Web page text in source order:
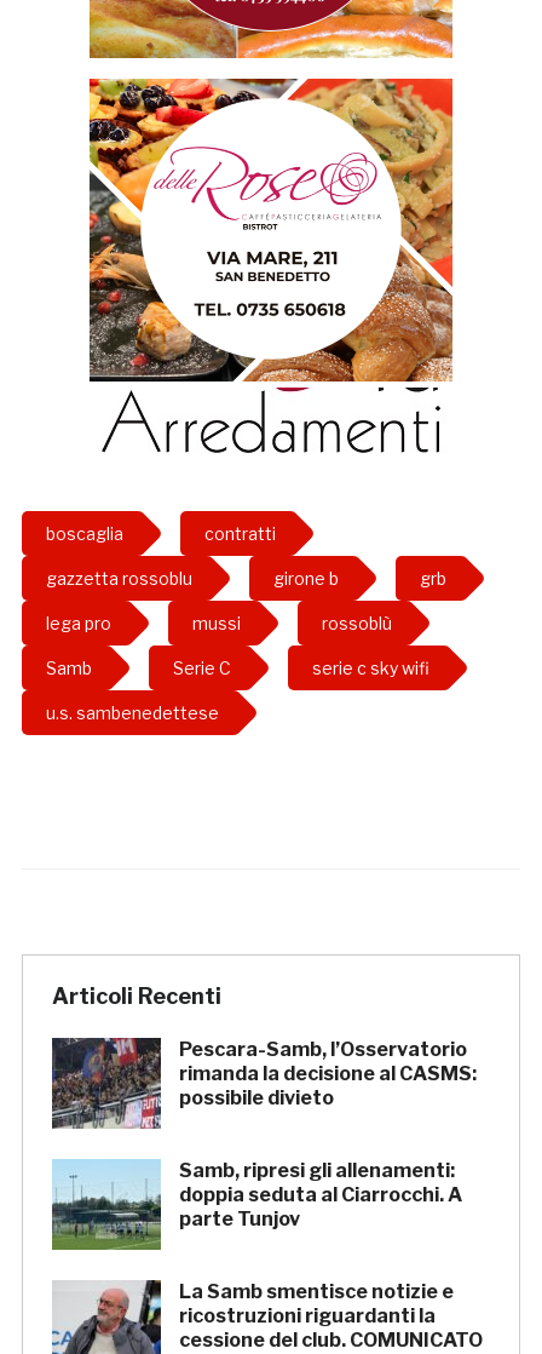
boscaglia contratti
gazzetta rossoblu girone b grb
lega pro mussi rossoblù
Samb Serie C serie c sky wifi
u.s. sambenedettese
Articoli Recenti
Pescara-Samb, l’Osservatorio
rimanda la decisione al CASMS:
possibile divieto
Samb, ripresi gli allenamenti:
doppia seduta al Ciarrocchi. A
parte Tunjov
La Samb smentisce notizie e
ricostruzioni riguardanti la
cessione del club. COMUNICATO